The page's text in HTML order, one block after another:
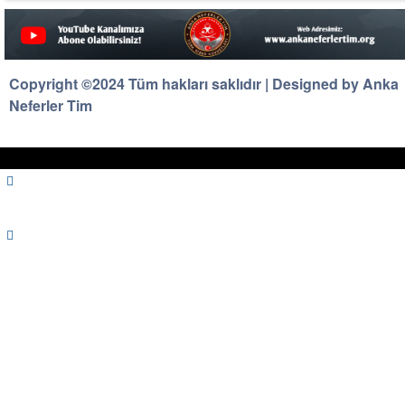
Copyright ©2024 Tüm hakları saklıdır | Designed by Anka
Neferler Tim